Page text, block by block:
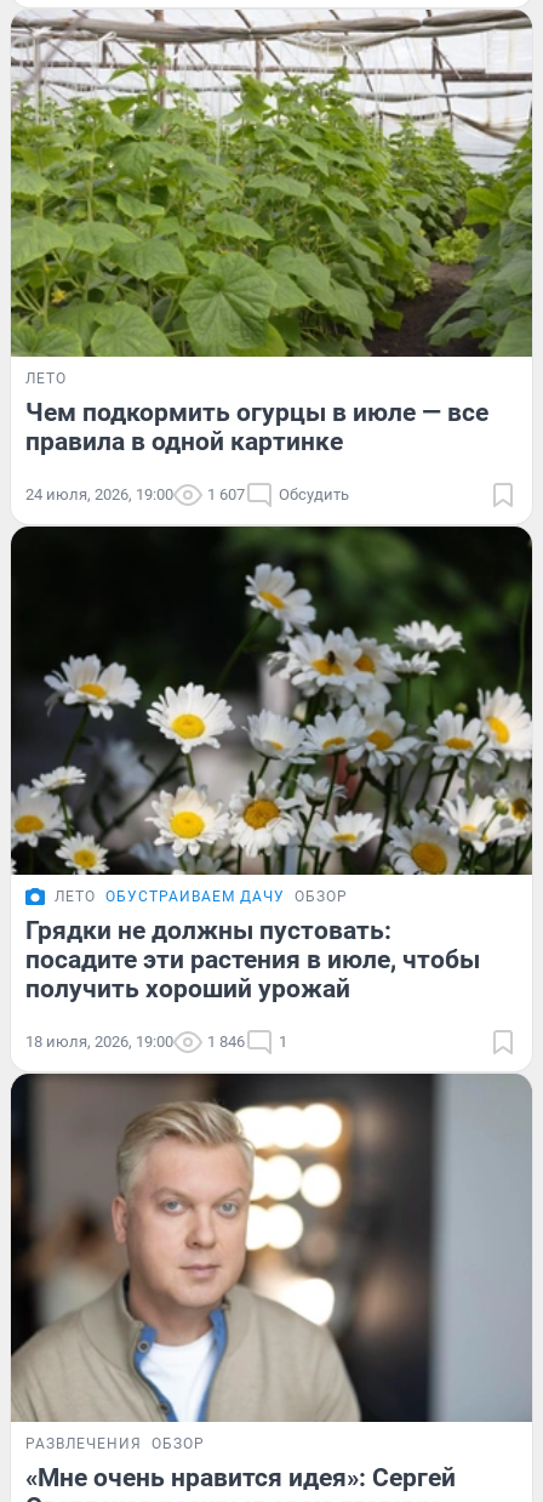
ЛЕТО
Чем подкормить огурцы в июле — все
правила в одной картинке
24 июля, 2026, 19:00 1 607 Обсудить
ЛЕТО ОБУСТРАИВАЕМ ДАЧУ ОБЗОР
Грядки не должны пустовать:
посадите эти растения в июле, чтобы
получить хороший урожай
18 июля, 2026, 19:00 1 846 1
РАЗВЛЕЧЕНИЯ ОБЗОР
«Мне очень нравится идея»: Сергей